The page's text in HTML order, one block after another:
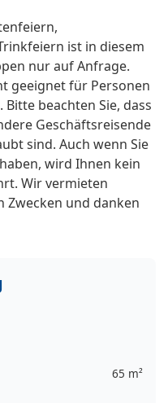
ist in diesem
nur auf Anfrage.
geeignet für Personen
beachten Sie, dass
Geschäftsreisende
sind. Auch wenn Sie
wird Ihnen kein
Wir vermieten
Zwecken und danken
65 m²